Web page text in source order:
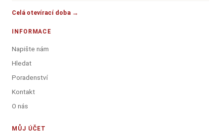
Celá otevírací doba →
INFORMACE
Napište nám
Hledat
Poradenství
Kontakt
O nás
MŮJ ÚČET